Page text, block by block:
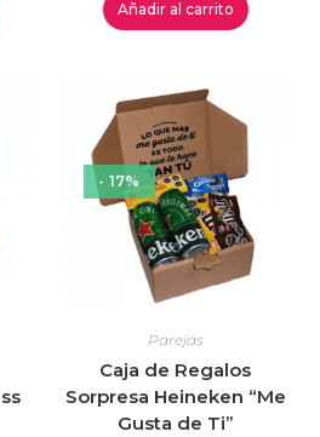
Añadir al carrito
- 17%
Parejas
Caja de Regalos
Sorpresa Heineken “Me
Gusta de Ti”